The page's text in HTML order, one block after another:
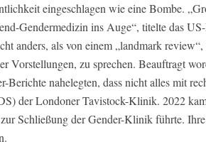
eingeschlagen wie eine Bombe.
Gendermedizin ins Auge“, titelte das
anders, als von einem „landmark review“,
Vorstellungen, zu sprechen. Beauftragt
nahelegten, dass nicht alles mit
der Londoner Tavistock-Klinik. 2022
Schließung der Gender-Klinik führte.